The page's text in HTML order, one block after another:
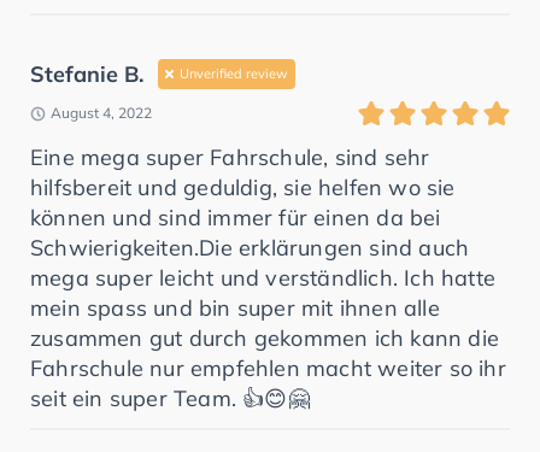
Stefanie B. Unverified review
August 4, 2022
Eine mega super Fahrschule, sind sehr
hilfsbereit und geduldig, sie helfen wo sie
können und sind immer für einen da bei
Schwierigkeiten.Die erklärungen sind auch
mega super leicht und verständlich. Ich hatte
mein spass und bin super mit ihnen alle
zusammen gut durch gekommen ich kann die
Fahrschule nur empfehlen macht weiter so ihr
seit ein super Team. 👍😊🤗